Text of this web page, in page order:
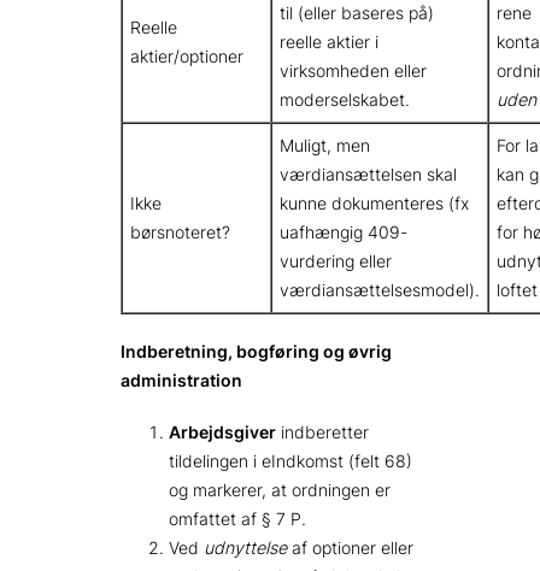
Reelle
aktier/optioner
til (eller baseres på)
reelle aktier i
virksomheden eller
moderselskabet.
rene
Ikke
børsnoteret?
Muligt, men
værdiansættelsen skal
kunne dokumenteres (fx
uafhængig 409-
vurdering eller
værdiansættelsesmodel).
For
kan
for
Indberetning, bogføring og øvrig
administration
Arbejdsgiver indberetter
tildelingen i eIndkomst (felt 68)
og markerer, at ordningen er
omfattet af § 7 P.
Ved udnyttelseaf optioner eller